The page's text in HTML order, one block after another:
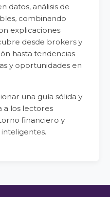
datos, análisis de
combinando
explicaciones
desde brokers y
hasta tendencias
y oportunidades en
una guía sólida y
a los lectores
financiero y